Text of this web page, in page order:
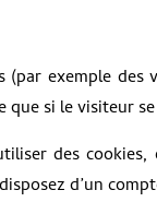
exemple des
que si le visiteur
des
d’un